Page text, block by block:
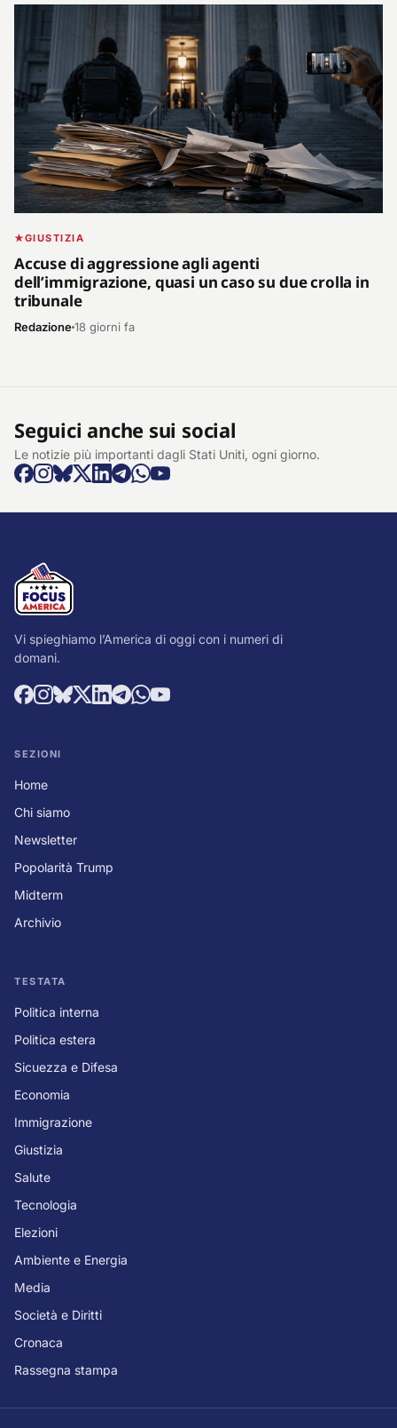
GIUSTIZIA
Accuse di aggressione agli agenti
dell’immigrazione, quasi un caso su due crolla in
tribunale
Redazione18 giorni fa
Seguici anche sui social
Le notizie più importanti dagli Stati Uniti, ogni giorno.
Vi spieghiamo l’America di oggi con i numeri di
domani.
SEZIONI
Home
Chi siamo
Newsletter
Popolarità Trump
Midterm
Archivio
TESTATA
Politica interna
Politica estera
Sicuezza e Difesa
Economia
Immigrazione
Giustizia
Salute
Tecnologia
Elezioni
Ambiente e Energia
Media
Società e Diritti
Cronaca
Rassegna stampa